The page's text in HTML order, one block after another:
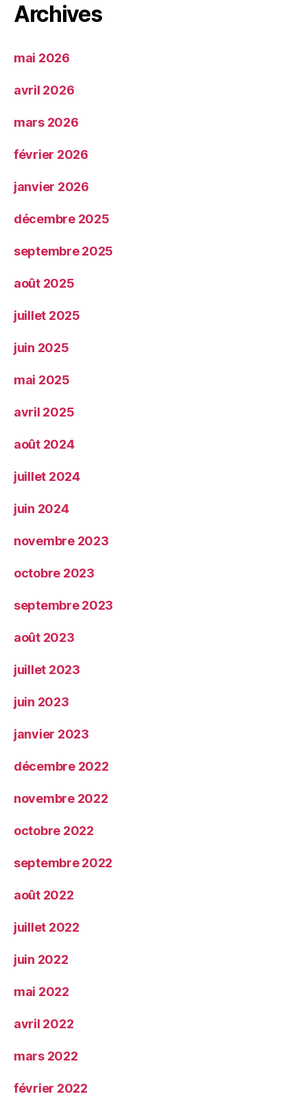
Archives
mai 2026
avril 2026
mars 2026
février 2026
janvier 2026
décembre 2025
septembre 2025
août 2025
juillet 2025
juin 2025
mai 2025
avril 2025
août 2024
juillet 2024
juin 2024
novembre 2023
octobre 2023
septembre 2023
août 2023
juillet 2023
juin 2023
janvier 2023
décembre 2022
novembre 2022
octobre 2022
septembre 2022
août 2022
juillet 2022
juin 2022
mai 2022
avril 2022
mars 2022
février 2022